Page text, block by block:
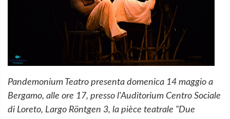
Pandemonium Teatro presenta domenica 14 maggio a
Bergamo, alle ore 17, presso l'Auditorium Centro Sociale
di Loreto, Largo Röntgen 3, la pièce teatrale "Due